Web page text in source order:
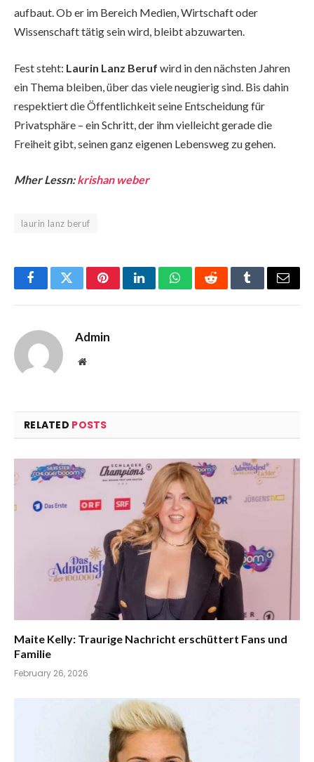
aufbaut. Ob er im Bereich Medien, Wirtschaft oder
Wissenschaft tätig sein wird, bleibt abzuwarten.
Fest steht: Laurin Lanz Beruf wird in den nächsten Jahren
ein Thema bleiben, über das viele neugierig sind. Bis dahin
respektiert die Öffentlichkeit seine Entscheidung für
Privatsphäre – ein Schritt, der ihm vielleicht gerade die
Freiheit gibt, seinen ganz eigenen Lebensweg zu gehen.
Mher Lessn:krishan weber
laurin lanz beruf
FacebookTwitterPinterestLinkedInWhatsAppRedditTumblrEmail
Admin
Website
RELATED POSTS
Maite Kelly: Traurige Nachricht erschüttert Fans und
Familie
February 26, 2026